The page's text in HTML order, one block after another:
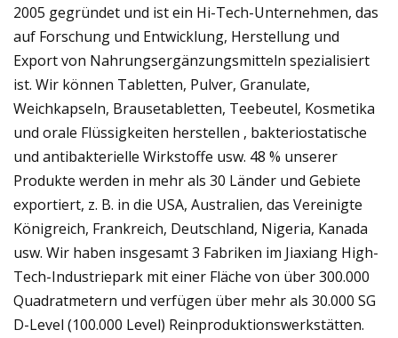
2005 gegründet und ist ein Hi-Tech-Unternehmen, das
auf Forschung und Entwicklung, Herstellung und
Export von Nahrungsergänzungsmitteln spezialisiert
ist. Wir können Tabletten, Pulver, Granulate,
Weichkapseln, Brausetabletten, Teebeutel, Kosmetika
und orale Flüssigkeiten herstellen , bakteriostatische
und antibakterielle Wirkstoffe usw. 48 % unserer
Produkte werden in mehr als 30 Länder und Gebiete
exportiert, z. B. in die USA, Australien, das Vereinigte
Königreich, Frankreich, Deutschland, Nigeria, Kanada
usw. Wir haben insgesamt 3 Fabriken im Jiaxiang High-
Tech-Industriepark mit einer Fläche von über 300.000
Quadratmetern und verfügen über mehr als 30.000 SG
D-Level (100.000 Level) Reinproduktionswerkstätten.